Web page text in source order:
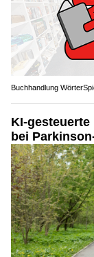
Buchhandlung
KI-
bei